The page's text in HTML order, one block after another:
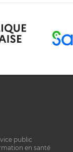
public
en santé